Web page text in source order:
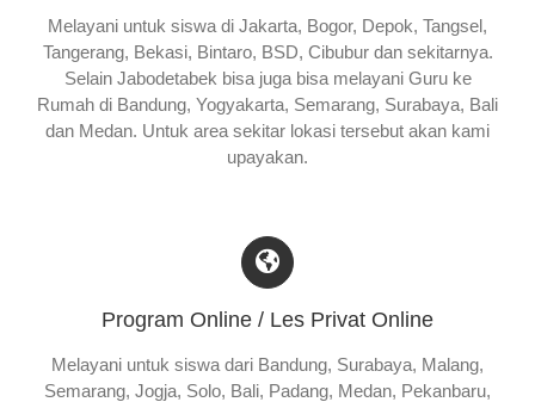
Melayani untuk siswa di Jakarta, Bogor, Depok, Tangsel,
Tangerang, Bekasi, Bintaro, BSD, Cibubur dan sekitarnya.
Selain Jabodetabek bisa juga bisa melayani Guru ke
Rumah di Bandung, Yogyakarta, Semarang, Surabaya, Bali
dan Medan. Untuk area sekitar lokasi tersebut akan kami
upayakan.
Program Online / Les Privat Online
Melayani untuk siswa dari Bandung, Surabaya, Malang,
Semarang, Jogja, Solo, Bali, Padang, Medan, Pekanbaru,